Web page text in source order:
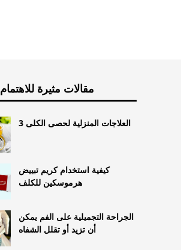
مقالات مثيرة للاهتمام
3 العلاجات المنزلية لحصى الكلى
كيفية استخدام كريم تبييض
هرموسكين للكلف
الجراحة التجميلية على الفم يمكن
أن تزيد أو تقلل الشفاه